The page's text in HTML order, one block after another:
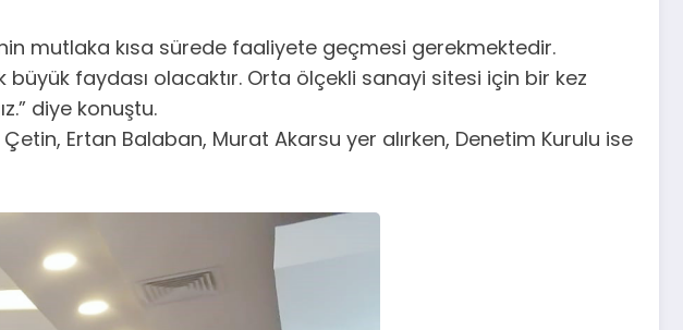
mutlaka kısa sürede faaliyete geçmesi gerekmektedir.
faydası olacaktır. Orta ölçekli sanayi sitesi için bir kez
diye konuştu.
Ertan Balaban, Murat Akarsu yer alırken, Denetim Kurulu ise